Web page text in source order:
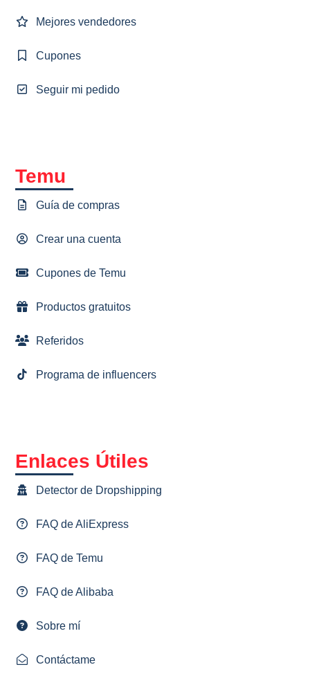
Mejores vendedores
Cupones
Seguir mi pedido
Temu
Guía de compras
Crear una cuenta
Cupones de Temu
Productos gratuitos
Referidos
Programa de influencers
Enlaces Útiles
Detector de Dropshipping
FAQ de AliExpress
FAQ de Temu
FAQ de Alibaba
Sobre mí
Contáctame